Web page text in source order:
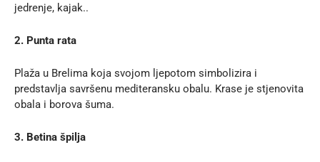
jedrenje, kajak..
2. Punta rata
Plaža u Brelima koja svojom ljepotom simbolizira i
predstavlja savršenu mediteransku obalu. Krase je stjenovita
obala i borova šuma.
3. Betina špilja